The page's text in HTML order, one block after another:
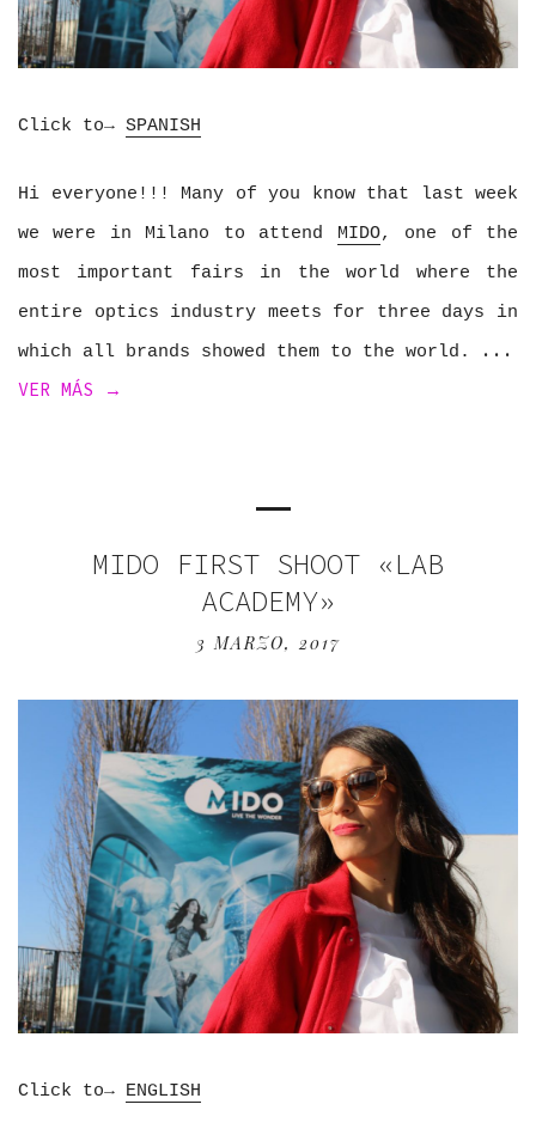
Click to→ SPANISH
Hi everyone!!! Many of you know that last week
we were in Milano to attend MIDO, one of the
most important fairs in the world where the
entire optics industry meets for three days in
which all brands showed them to the world.
VER MÁS →
MIDO FIRST SHOOT «LAB
ACADEMY»
3 MARZO, 2017
Click to→ ENGLISH